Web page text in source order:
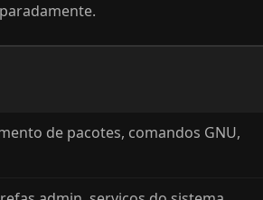
de pacotes, comandos GNU,